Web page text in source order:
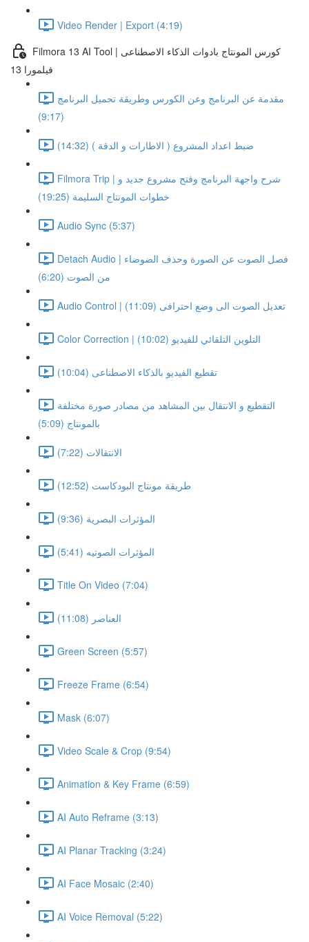
Video Render | Export (4:19)
Filmora 13 AI Tool | كورس المونتاج بادوات الذكاء الاصطناعى
فيلمورا 13
مقدمة عن البرنامج وعن الكورس وطريقة تحميل البرنامج
(9:17)
ضبط اعداد المشروع ( الاطارات و الدقة ) (14:32)
Filmora Trip | شرح واجهة البرنامج وفتح مشروع جديد و
خطوات المونتاج السليمة (19:25)
Audio Sync (5:37)
Detach Audio | فصل الصوت عن الصورة وحذف الضوضاء
من الصوت (6:20)
Audio Control | تعديل الصوت الى وضع احترافى (11:09)
Color Correction | التلوين التلقائي للفيديو (10:02)
تقطيع الفيديو بالذكاء الاصطناعى (10:04)
التقطيع و الانتقال بين المشاهد من مصادر صورة مختلفة
بالمونتاج (5:09)
الانتقالات (7:22)
طريقة مونتاج البودكاست (12:52)
المؤثرات البصرية (9:36)
المؤثرات الصوتيه (5:41)
Title On Video (7:04)
العناصر (11:08)
Green Screen (5:57)
Freeze Frame (6:54)
Mask (6:07)
Video Scale & Crop (9:54)
Animation & Key Frame (6:59)
AI Auto Reframe (3:13)
AI Planar Tracking (3:24)
AI Face Mosaic (2:40)
AI Voice Removal (5:22)